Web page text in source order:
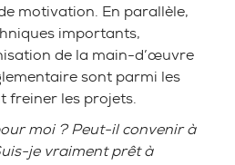
motivation. En parallèle,
importants,
de la main-d’œuvre
sont parmi les
freiner les projets.
moi ? Peut-il convenir à
je vraiment prêt à